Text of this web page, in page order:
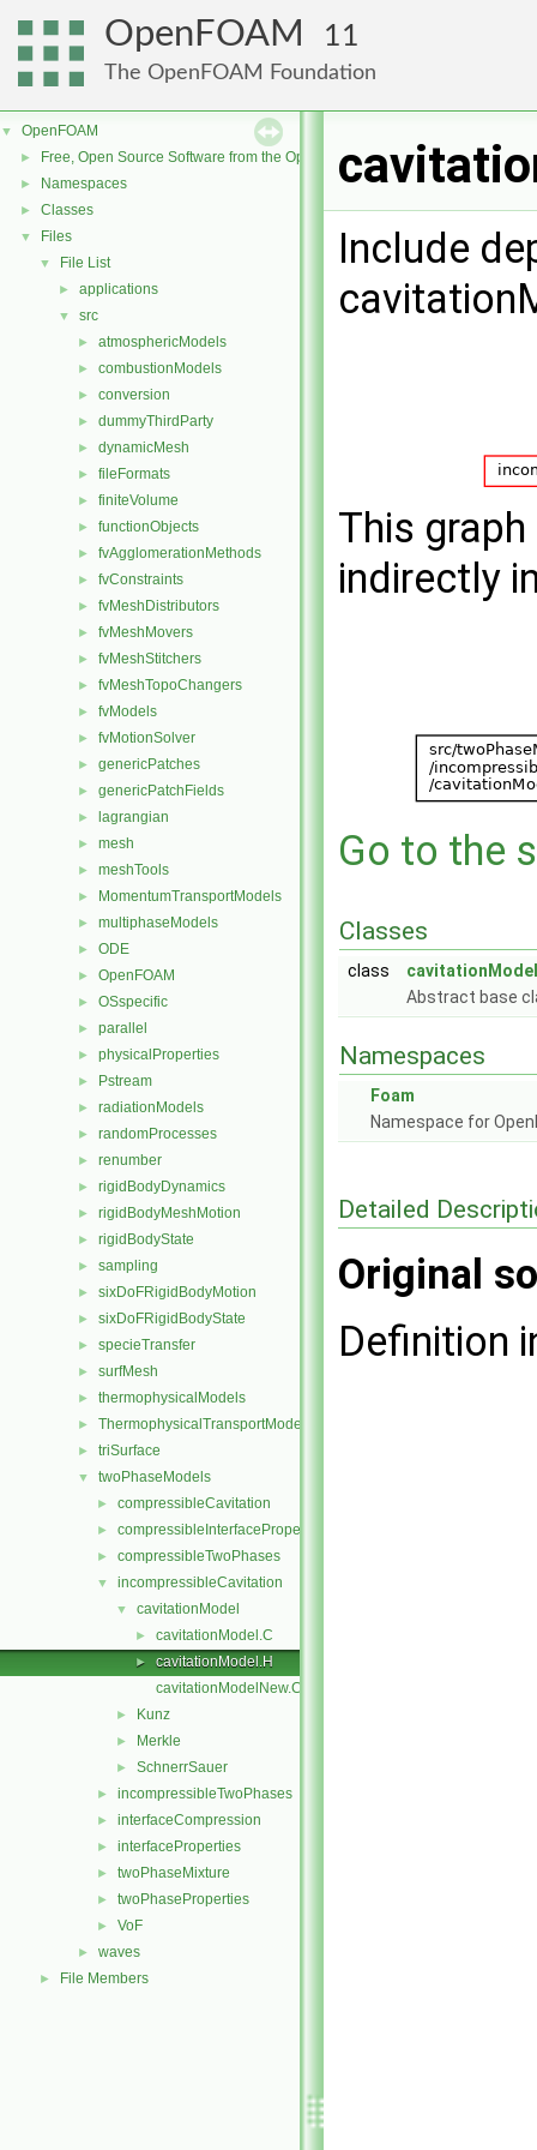
OpenFOAM 11
The OpenFOAM Foundation
▼ OpenFOAM
► Free, Open Source Software from the OpenFOAM Foundation
► Namespaces
► Classes
▼ Files
▼ File List
► applications
▼ src
► atmosphericModels
► combustionModels
► conversion
► dummyThirdParty
► dynamicMesh
► fileFormats
► finiteVolume
► functionObjects
► fvAgglomerationMethods
► fvConstraints
► fvMeshDistributors
► fvMeshMovers
► fvMeshStitchers
► fvMeshTopoChangers
► fvModels
► fvMotionSolver
► genericPatches
► genericPatchFields
► lagrangian
► mesh
► meshTools
► MomentumTransportModels
► multiphaseModels
► ODE
► OpenFOAM
► OSspecific
► parallel
► physicalProperties
► Pstream
► radiationModels
► randomProcesses
► renumber
► rigidBodyDynamics
► rigidBodyMeshMotion
► rigidBodyState
► sampling
► sixDoFRigidBodyMotion
► sixDoFRigidBodyState
► specieTransfer
► surfMesh
► thermophysicalModels
► ThermophysicalTransportModels
► triSurface
▼ twoPhaseModels
► compressibleCavitation
► compressibleInterfaceProperties
► compressibleTwoPhases
▼ incompressibleCavitation
▼ cavitationModel
► cavitationModel.C
►
cavitationModel.H
cavitationModelNew.C
► Kunz
► Merkle
► SchnerrSauer
► incompressibleTwoPhases
► interfaceCompression
► interfaceProperties
► twoPhaseMixture
► twoPhaseProperties
► VoF
► waves
► File Members
Include
This
indirectly
Go to the
Classes
class
cavitationModel
Abstract base
Namespaces
Foam
Namespace for
Detailed
Original
Definition